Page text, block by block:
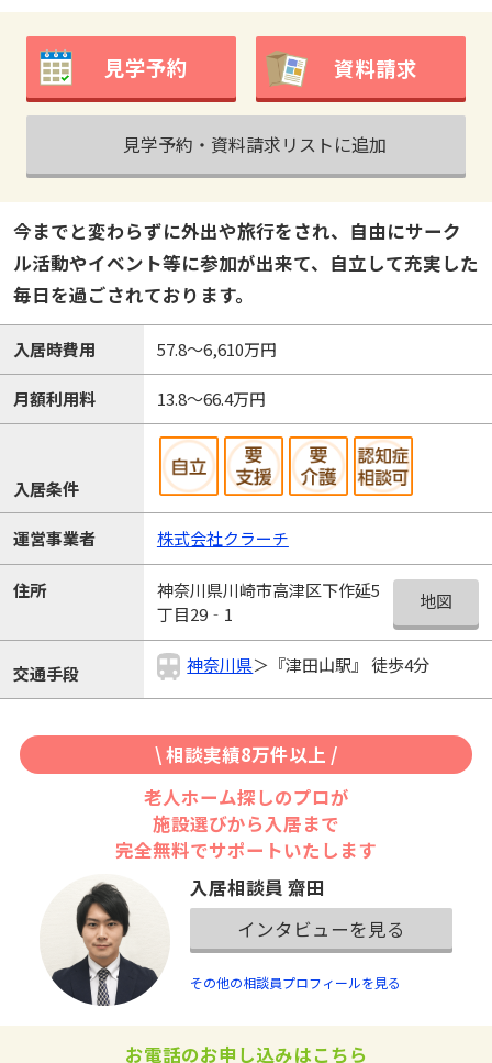
見学予約 資料請求
見学予約・資料請求リストに追加
今までと変わらずに外出や旅行をされ、自由にサーク
ル活動やイベント等に参加が出来て、自立して充実した
毎日を過ごされております。
入居時費用 57.8～6,610万円
月額利用料 13.8～66.4万円
入居条件
運営事業者 株式会社クラーチ
住所
神奈川県川崎市高津区下作延5
丁目29‐1
地図
交通手段 神奈川県＞『津田山駅』 徒歩4分
\ 相談実績8万件以上 /
老人ホーム探しのプロが
施設選びから入居まで
完全無料でサポートいたします
入居相談員 齋田
インタビューを見る
その他の相談員プロフィールを見る
お電話のお申し込みはこちら